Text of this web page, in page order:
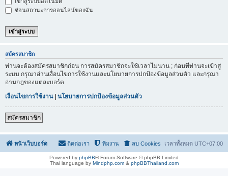
ซ่อนสถานะการออนไลน์ของฉัน
สมัครสมาชิก
ท่านจะต้องสมัครสมาชิกก่อน การสมัครสมาชิกจะใช้เวลาไม่นาน ; ก่อนที่ท่านจะเข้าสู่
ระบบ กรุณาอ่านเงื่อนไขการใช้งานและนโยบายการปกป้องข้อมูลส่วนตัว และกรุณา
อ่านกฎของแต่ละบอร์ด
เงื่อนไขการใช้งาน| นโยบายการปกป้องข้อมูลส่วนตัว
สมัครสมาชิก
หน้าเว็บบอร์ด เวลาทั้งหมด UTC+07:00
ลบ Cookies
ทีมงาน
ติดต่อเรา
Powered by phpBB® Forum Software © phpBB Limited
Thai language by Mindphp.com& phpBBThailand.com